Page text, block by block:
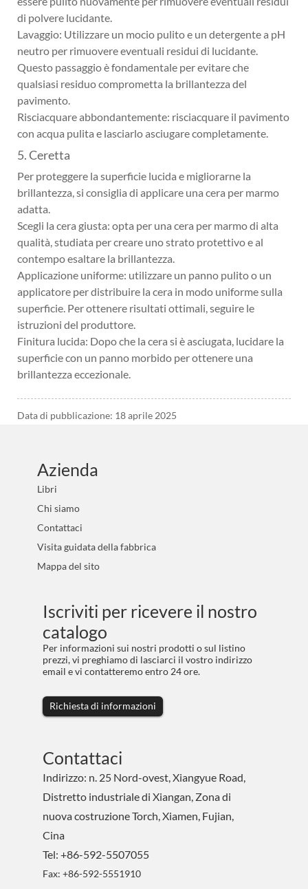
di polvere lucidante.
Lavaggio: Utilizzare un mocio pulito e un detergente a pH
neutro per rimuovere eventuali residui di lucidante.
Questo passaggio è fondamentale per evitare che
qualsiasi residuo comprometta la brillantezza del
pavimento.
Risciacquare abbondantemente: risciacquare il pavimento
con acqua pulita e lasciarlo asciugare completamente.
5. Ceretta
Per proteggere la superficie lucida e migliorarne la
brillantezza, si consiglia di applicare una cera per marmo
adatta.
Scegli la cera giusta: opta per una cera per marmo di alta
qualità, studiata per creare uno strato protettivo e al
contempo esaltare la brillantezza.
Applicazione uniforme: utilizzare un panno pulito o un
applicatore per distribuire la cera in modo uniforme sulla
superficie. Per ottenere risultati ottimali, seguire le
istruzioni del produttore.
Finitura lucida: Dopo che la cera si è asciugata, lucidare la
superficie con un panno morbido per ottenere una
brillantezza eccezionale.
Data di pubblicazione: 18 aprile 2025
Azienda
Libri
Chi siamo
Contattaci
Visita guidata della fabbrica
Mappa del sito
Iscriviti per ricevere il nostro
catalogo
Per informazioni sui nostri prodotti o sul listino
prezzi, vi preghiamo di lasciarci il vostro indirizzo
email e vi contatteremo entro 24 ore.
Richiesta di informazioni
Contattaci
Indirizzo: n. 25 Nord-ovest, Xiangyue Road,
Distretto industriale di Xiangan, Zona di
nuova costruzione Torch, Xiamen, Fujian,
Cina
Tel: +86-592-5507055
Fax: +86-592-5551910